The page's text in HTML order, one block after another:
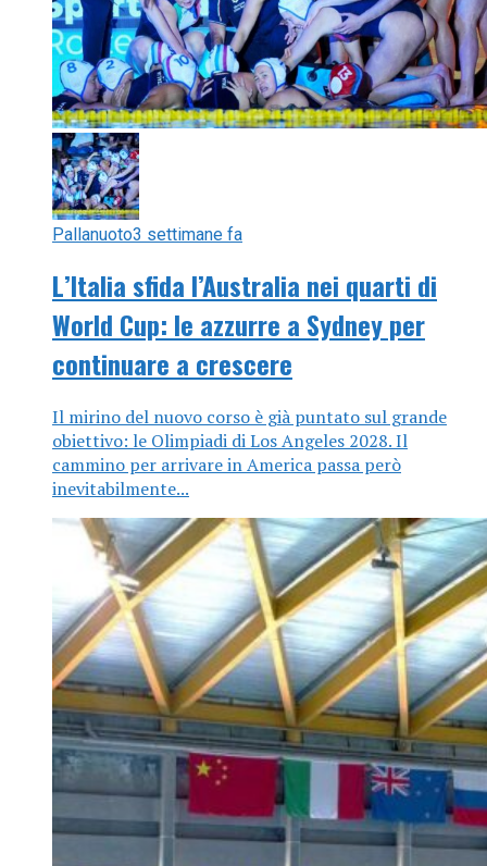
Pallanuoto3 settimane fa
L’Italia sfida l’Australia nei quarti di
World Cup: le azzurre a Sydney per
continuare a crescere
Il mirino del nuovo corso è già puntato sul grande
obiettivo: le Olimpiadi di Los Angeles 2028. Il
cammino per arrivare in America passa però
inevitabilmente...